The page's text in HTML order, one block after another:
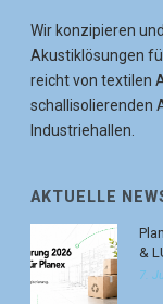
Wir konzipieren
Akustiklösungen
reicht von textilen
schallisolierenden
Industriehallen.
AKTUELLE
&
7.